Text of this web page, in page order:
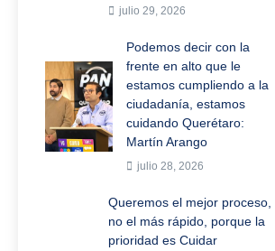
julio 29, 2026
Podemos decir con la
frente en alto que le
estamos cumpliendo a la
ciudadanía, estamos
cuidando Querétaro:
Martín Arango
julio 28, 2026
Queremos el mejor proceso,
no el más rápido, porque la
prioridad es Cuidar